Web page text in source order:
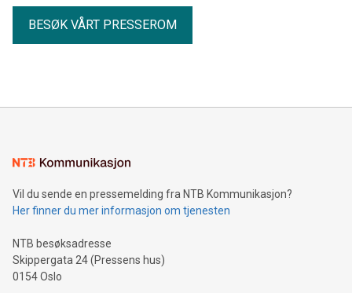
BESØK VÅRT PRESSEROM
Vil du sende en pressemelding fra NTB Kommunikasjon?
Her finner du mer informasjon om tjenesten
NTB besøksadresse
Skippergata 24 (Pressens hus)
0154 Oslo